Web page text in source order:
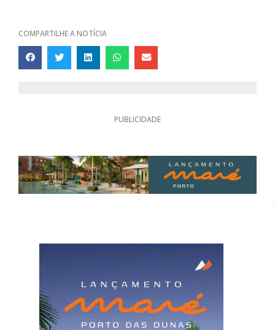
COMPARTILHE A NOTÍCIA
PUBLICIDADE